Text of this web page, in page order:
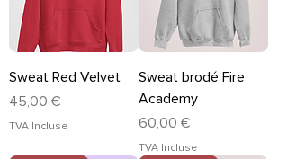
Sweat Red Velvet
Prix
45,00 €
TVA Incluse
Sweat brodé Fire
Academy
Prix
60,00 €
TVA Incluse